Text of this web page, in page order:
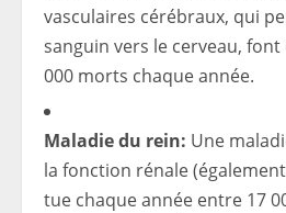
vasculaires cérébraux, qui
sanguin vers le cerveau,
000 morts chaque année.
Maladie du rein: Une
la fonction rénale
tue chaque année entre 17